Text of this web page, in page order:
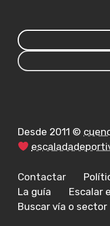
Desde 2011 ©
Contactar
La guía
Escalar
Buscar vía o sector